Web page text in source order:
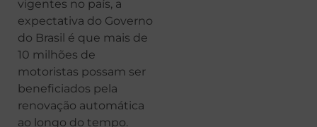
vigentes no país, a
expectativa do Governo
do Brasil é que mais de
10 milhões de
motoristas possam ser
beneficiados pela
renovação automática
ao longo do tempo.